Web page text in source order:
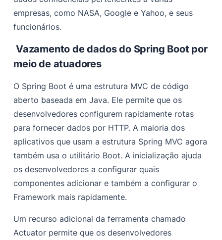
empresas, como NASA, Google e Yahoo, e seus
funcionários.
Vazamento de dados do Spring Boot por
meio de atuadores
O Spring Boot é uma estrutura MVC de código
aberto baseada em Java. Ele permite que os
desenvolvedores configurem rapidamente rotas
para fornecer dados por HTTP.A maioria dos
aplicativos que usam a estrutura Spring MVC agora
também usa o utilitário Boot. A inicialização ajuda
os desenvolvedores a configurar quais
componentes adicionar e também a configurar o
Framework mais rapidamente.
Um recurso adicional da ferramenta chamado
Actuator permite que os desenvolvedores